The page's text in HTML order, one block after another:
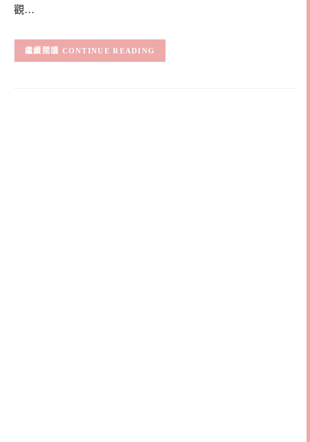
觀…
CONTINUE READING